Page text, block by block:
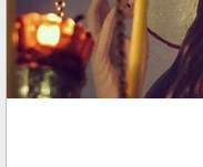
Ηχητικά